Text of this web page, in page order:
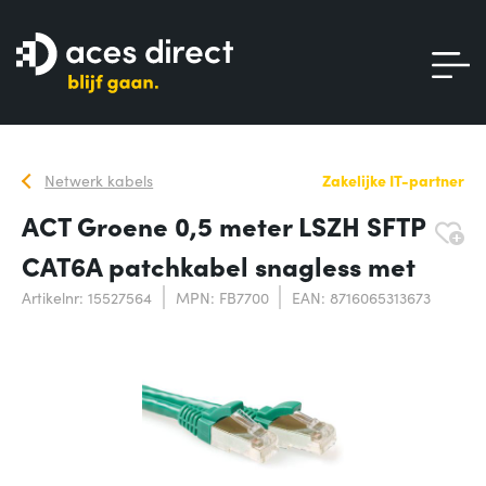
Netwerk kabels Zakelijke IT-partner
ACT Groene 0,5 meter LSZH SFTP
CAT6A patchkabel snagless met
Artikelnr: 15527564 MPN: FB7700 EAN: 8716065313673